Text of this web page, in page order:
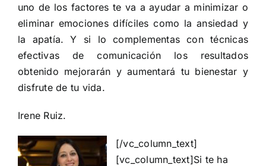
uno de los factores te va a ayudar a minimizar o
eliminar emociones difíciles como la ansiedad y
la apatía. Y si lo complementas con técnicas
efectivas de comunicación los resultados
obtenido mejorarán y aumentará tu bienestar y
disfrute de tu vida.
Irene Ruiz.
[/vc_column_text]
[vc_column_text]Si te ha